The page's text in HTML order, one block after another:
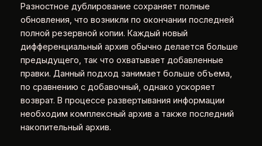
Разностное дублирование сохраняет полные
обновления, что возникли по окончании последней
полной резервной копии. Каждый новый
дифференциальный архив обычно делается больше
предыдущего, так что охватывает добавленные
правки. Данный подход занимает больше объема,
по сравнению с добавочный, однако ускоряет
возврат. В процессе развертывания информации
необходим комплексный архив а также последний
накопительный архив.